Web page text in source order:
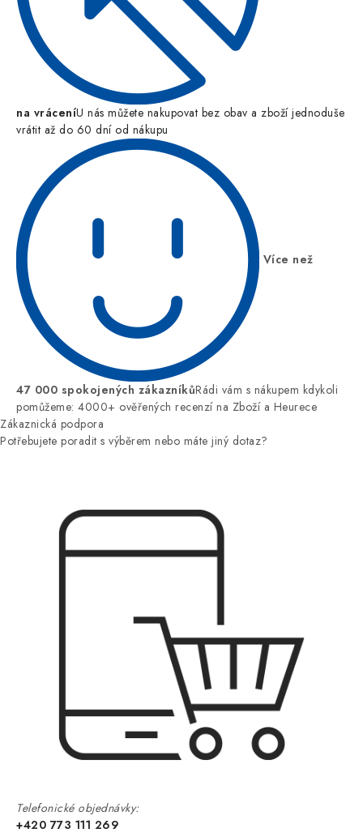
na vráceníU nás můžete nakupovat bez obav a zboží jednoduše
vrátit až do 60 dní od nákupu
Více než
47 000 spokojených zákazníkůRádi vám s nákupem kdykoli
pomůžeme: 4000+ ověřených recenzí na Zboží a Heurece
Zákaznická podpora
Potřebujete poradit s výběrem nebo máte jiný dotaz?
Telefonické objednávky:
+420 773 111 269